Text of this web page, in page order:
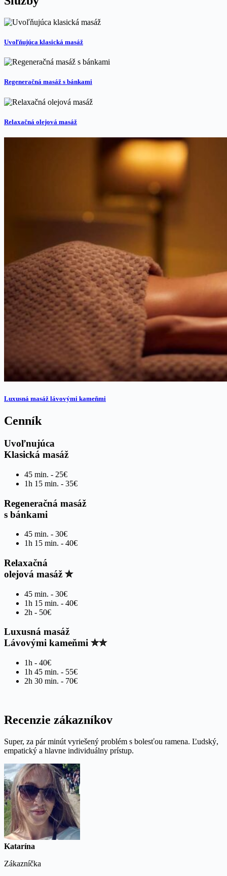
Uvoľňujúca klasická masáž
Regeneračná masáž s bánkami
Relaxačná olejová masáž
Luxusná masáž lávovými kameňmi
Cenník
Uvoľnujúca
Klasická masáž
45 min. - 25€
1h 15 min. - 35€
Regeneračná masáž
s bánkami
45 min. - 30€
1h 15 min. - 40€
Relaxačná
olejová masáž ✮
45 min. - 30€
1h 15 min. - 40€
2h - 50€
Luxusná masáž
Lávovými kameňmi ✮✮
1h - 40€
1h 45 min. - 55€
2h 30 min. - 70€
Recenzie zákazníkov
Super, za pár minút vyriešený problém s bolesťou ramena. Ľudský,
empatický a hlavne individuálny prístup.
Katarína
Zákazníčka